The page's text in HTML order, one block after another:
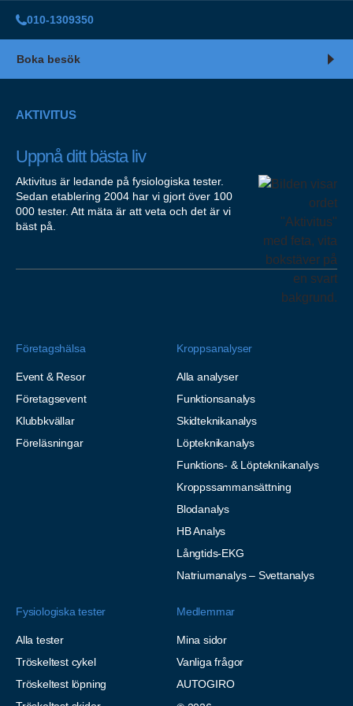
010-1309350
Boka besök
AKTIVITUS
Uppnå ditt bästa liv
Aktivitus är ledande på fysiologiska tester.
Sedan etablering 2004 har vi gjort över 100
000 tester. Att mäta är att veta och det är vi
bäst på.
Företagshälsa
Event & Resor
Företagsevent
Klubbkvällar
Föreläsningar
Kroppsanalyser
Alla analyser
Funktionsanalys
Skidteknikanalys
Löpteknikanalys
Funktions- & Löpteknikanalys
Kroppssammansättning
Blodanalys
HB Analys
Långtids-EKG
Natriumanalys – Svettanalys
Fysiologiska tester
Alla tester
Tröskeltest cykel
Tröskeltest löpning
Medlemmar
Mina sidor
Vanliga frågor
AUTOGIRO